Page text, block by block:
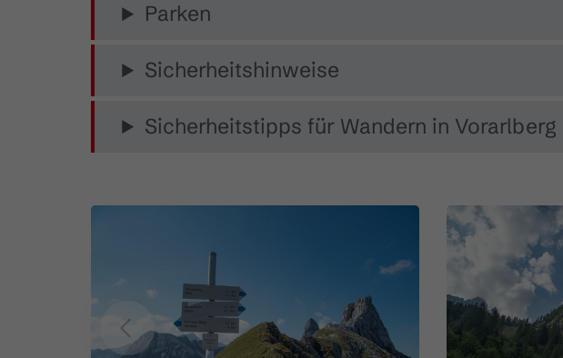
Parken
Sicherheitshinweise
Sicherheitstipps für Wandern in Vorarlberg